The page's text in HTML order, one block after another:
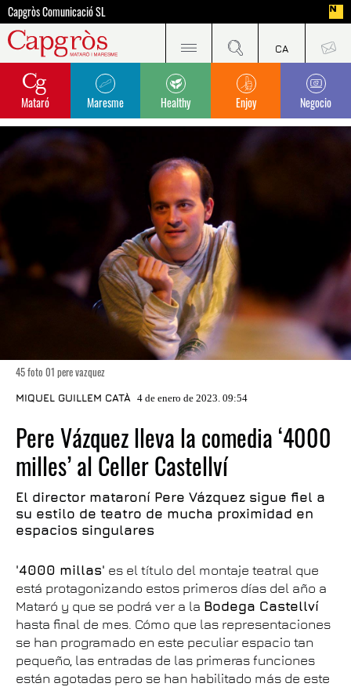
Capgròs Comunicació SL
Mataró Maresme Healthy Enjoy Negocio
45 foto 01 pere vazquez
MIQUEL GUILLEM CATÀ 4 de enero de 2023. 09:54
Pere Vázquez lleva la comedia ‘4000
milles’ al Celler Castellví
El director mataroní Pere Vázquez sigue fiel a
su estilo de teatro de mucha proximidad en
espacios singulares
'4000 millas' es el título del montaje teatral que
está protagonizando estos primeros días del año a
Mataró y que se podrá ver a la Bodega Castellví
hasta final de mes. Cómo que las representaciones
se han programado en este peculiar espacio tan
pequeño, las entradas de las primeras funciones
están agotadas pero se han habilitado más de este